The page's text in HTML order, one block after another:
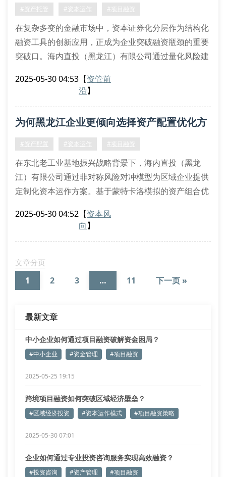
36个月内实现资本杠杆率优化42%，同时保持控制权稳
顾问解密关键路径
#资产托管 #资本运作 #项目融资
在复杂多变的金融市场中，资本证券化分层作为结构化
融资工具的创新应用，正成为企业突破融资瓶颈的重要
突破口。海内直投（黑龙江）有限公司通过量化风险建
的分层融资方案。
信用增级设计：超额抵押率与备付金账户的黄金配比计
算
策略
2025-05-30 04:53 【资管前
沿】
为何黑龙江企业更倾向选择资产配置优化方
案？
#资产配置 #资本运作 #项目融资
在东北老工业基地振兴战略背景下，海内直投（黑龙
江）有限公司通过非对称风险对冲模型为区域企业提供
定制化资本运作方案。基于蒙特卡洛模拟的资产组合优
金重组案例，平均提升企业roi达42%。
实现全流程穿透式监管。在最近完成的跨境并购项目
中，运用现金流折现估值法配合实物期权定价模型，
2025-05-30 04:52 【资本风
向】
文章分页
1 2 3 … 11 下一页 »
最新文章
中小企业如何通过项目融资破解资金困局？
#中小企业 #资金管理 #项目融资
2025-05-25 19:15
跨境项目融资如何突破区域经济壁垒？
#区域经济投资 #资本运作模式 #项目融资策略
2025-05-30 07:01
企业如何通过专业投资咨询服务实现高效融资？
#投资咨询 #资产管理 #项目融资